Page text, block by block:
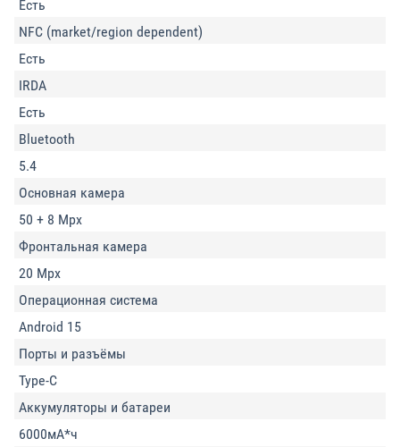
Есть
NFC (market/region dependent)
Есть
IRDA
Есть
Bluetooth
5.4
Основная камера
50 + 8 Mpx
Фронтальная камера
20 Mpx
Операционная система
Android 15
Порты и разъёмы
Type-C
Аккумуляторы и батареи
6000мА*ч